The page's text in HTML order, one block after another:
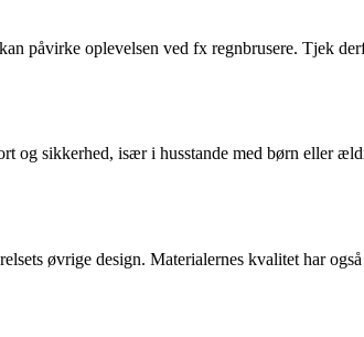
påvirke oplevelsen ved fx regnbrusere. Tjek
og sikkerhed, især i husstande med børn eller
øvrige design. Materialernes kvalitet har